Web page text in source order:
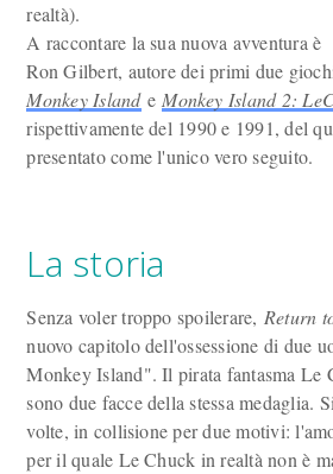
realtà).
A raccontare la sua nuova avventura è
Ron Gilbert, autore dei primi due
Monkey Islande Monkey Island 2:
rispettivamente del 1990 e 1991, del
presentato come l'unico vero seguito.
La storia
Senza voler troppo spoilerare, Return
nuovo capitolo dell'ossessione di due
Monkey Island". Il pirata fantasma Le
sono due facce della stessa medaglia.
volte, in collisione per due motivi:
per il quale Le Chuck in realtà non è